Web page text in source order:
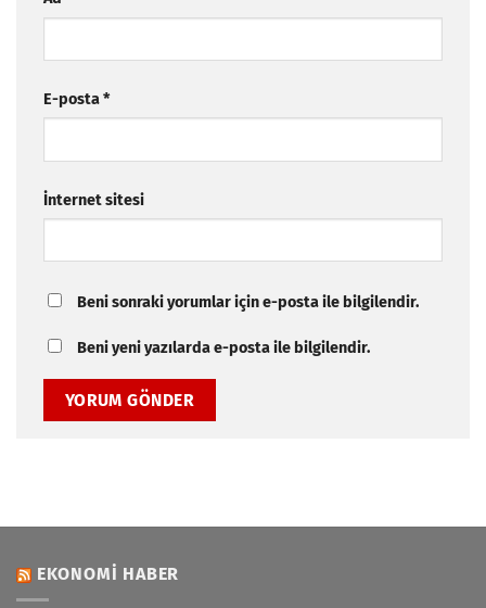
E-posta*
İnternet sitesi
Beni sonraki yorumlar için e-posta ile bilgilendir.
Beni yeni yazılarda e-posta ile bilgilendir.
EKONOMI HABER